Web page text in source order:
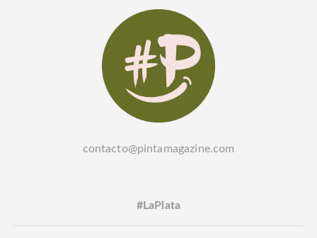
contacto@pintamagazine.com
#LaPlata